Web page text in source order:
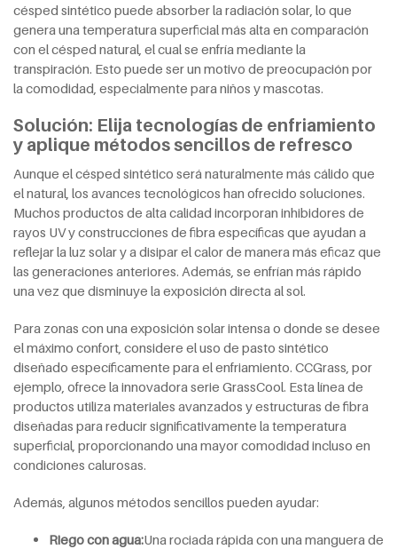
césped sintético puede absorber la radiación solar, lo que
genera una temperatura superficial más alta en comparación
con el césped natural, el cual se enfría mediante la
transpiración. Esto puede ser un motivo de preocupación por
la comodidad, especialmente para niños y mascotas.
Solución: Elija tecnologías de enfriamiento
y aplique métodos sencillos de refresco
Aunque el césped sintético será naturalmente más cálido que
el natural, los avances tecnológicos han ofrecido soluciones.
Muchos productos de alta calidad incorporan inhibidores de
rayos UV y construcciones de fibra específicas que ayudan a
reflejar la luz solar y a disipar el calor de manera más eficaz que
las generaciones anteriores. Además, se enfrían más rápido
una vez que disminuye la exposición directa al sol.
Para zonas con una exposición solar intensa o donde se desee
el máximo confort, considere el uso de pasto sintético
diseñado específicamente para el enfriamiento. CCGrass, por
ejemplo, ofrece la innovadora serie GrassCool. Esta línea de
productos utiliza materiales avanzados y estructuras de fibra
diseñadas para reducir significativamente la temperatura
superficial, proporcionando una mayor comodidad incluso en
condiciones calurosas.
Además, algunos métodos sencillos pueden ayudar:
Riego con agua:Una rociada rápida con una manguera de